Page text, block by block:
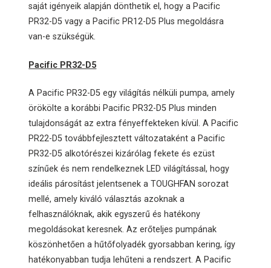
saját igényeik alapján dönthetik el, hogy a Pacific
PR32-D5 vagy a Pacific PR12-D5 Plus megoldásra
van-e szükségük.
Pacific PR32-D5
A Pacific PR32-D5 egy világítás nélküli pumpa, amely
örökölte a korábbi Pacific PR32-D5 Plus minden
tulajdonságát az extra fényeffekteken kívül. A Pacific
PR22-D5 továbbfejlesztett változataként a Pacific
PR32-D5 alkotórészei kizárólag fekete és ezüst
színűek és nem rendelkeznek LED világítással, hogy
ideális párosítást jelentsenek a TOUGHFAN sorozat
mellé, amely kiváló választás azoknak a
felhasználóknak, akik egyszerű és hatékony
megoldásokat keresnek. Az erőteljes pumpának
köszönhetően a hűtőfolyadék gyorsabban kering, így
hatékonyabban tudja lehűteni a rendszert. A Pacific